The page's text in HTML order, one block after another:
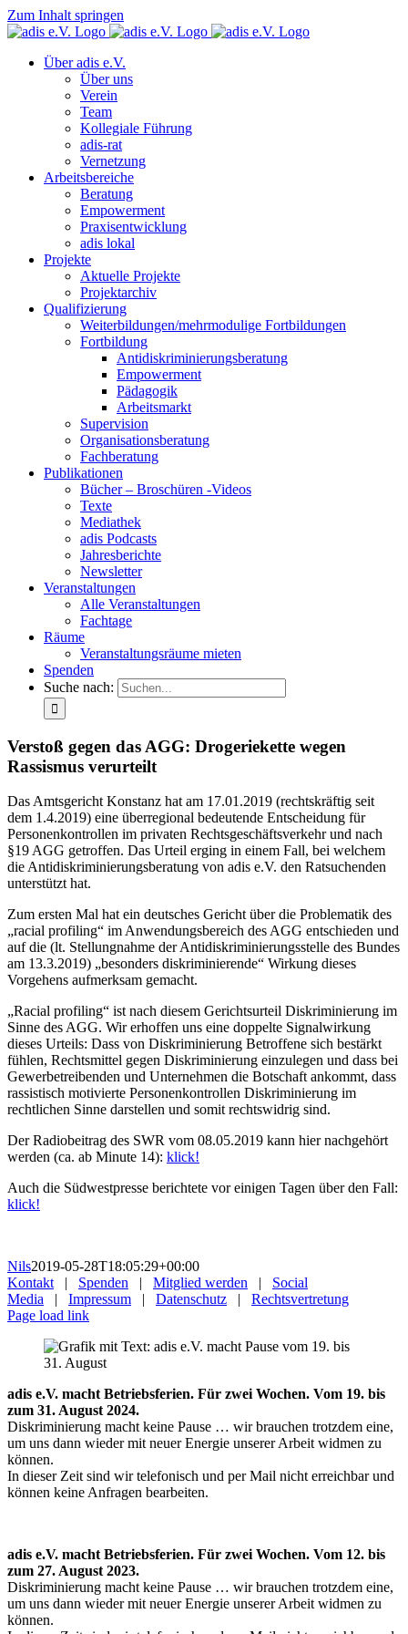
Zum Inhalt springen
Über adis e.V.
Über uns
Verein
Team
Kollegiale Führung
adis-rat
Vernetzung
Arbeitsbereiche
Beratung
Empowerment
Praxisentwicklung
adis lokal
Projekte
Aktuelle Projekte
Projektarchiv
Qualifizierung
Weiterbildungen/mehrmodulige Fortbildungen
Fortbildung
Antidiskriminierungsberatung
Empowerment
Pädagogik
Arbeitsmarkt
Supervision
Organisationsberatung
Fachberatung
Publikationen
Bücher – Broschüren -Videos
Texte
Mediathek
adis Podcasts
Jahresberichte
Newsletter
Veranstaltungen
Alle Veranstaltungen
Fachtage
Räume
Veranstaltungsräume mieten
Spenden
Suche nach:
Verstoß gegen das AGG: Drogeriekette wegen
Rassismus verurteilt
Das Amtsgericht Konstanz hat am 17.01.2019 (rechtskräftig seit
dem 1.4.2019) eine überregional bedeutende Entscheidung für
Personenkontrollen im privaten Rechtsgeschäftsverkehr und nach
§19 AGG getroffen. Das Urteil erging in einem Fall, bei welchem
die Antidiskriminierungsberatung von adis e.V. den Ratsuchenden
unterstützt hat.
Zum ersten Mal hat ein deutsches Gericht über die Problematik des
„racial profiling“ im Anwendungsbereich des AGG entschieden und
auf die (lt. Stellungnahme der Antidiskriminierungsstelle des Bundes
am 13.3.2019) „besonders diskriminierende“ Wirkung dieses
Vorgehens aufmerksam gemacht.
„Racial profiling“ ist nach diesem Gerichtsurteil Diskriminierung im
Sinne des AGG. Wir erhoffen uns eine doppelte Signalwirkung
dieses Urteils: Dass von Diskriminierung Betroffene sich bestärkt
fühlen, Rechtsmittel gegen Diskriminierung einzulegen und dass bei
Gewerbetreibenden und Unternehmen die Botschaft ankommt, dass
rassistisch motivierte Personenkontrollen Diskriminierung im
rechtlichen Sinne darstellen und somit rechtswidrig sind.
Der Radiobeitrag des SWR vom 08.05.2019 kann hier nachgehört
werden (ca. ab Minute 14): klick!
Auch die Südwestpresse berichtete vor einigen Tagen über den Fall:
klick!
Nils2019-05-28T18:05:29+00:00
Kontakt| Spenden | Mitglied werden | Social
Media | Impressum | Datenschutz | Rechtsvertretung
Page load link
adis e.V. macht Betriebsferien. Für zwei Wochen. Vom 19. bis
zum 31. August 2024.
Diskriminierung macht keine Pause … wir brauchen trotzdem eine,
um uns dann wieder mit neuer Energie unserer Arbeit widmen zu
können.
In dieser Zeit sind wir telefonisch und per Mail nicht erreichbar und
können keine Anfragen bearbeiten.
adis e.V. macht Betriebsferien. Für zwei Wochen. Vom 12. bis
zum 27. August 2023.
Diskriminierung macht keine Pause … wir brauchen trotzdem eine,
um uns dann wieder mit neuer Energie unserer Arbeit widmen zu
können.